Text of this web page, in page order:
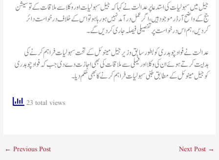
جیل میں سہولیات کی استدعا پر عدالت نے کہا کہ جیل سہولیات اور وکلا سے ملاقات کے تو سیشن
جج کے واضح آرڈر موجود ہیں، اگر عمل درآمد نہیں ہورہا ہو تو اس کے خلاف درخواست دائر
کردیں، ہم اس درخواست پر تفصیلی فیصلہ جاری کردیں گے۔
عدالت نے فواد چوہدری کو بطور سابق وزیر جیل مینوئل کے تحت سہولیات فراہم کرنےکی
ہدایت کرتے ہوئے ان کی وکلا اور فیملی سے ملاقات کی بھی اجازت دے دی جب کہ فواد چوہدری
کو جیل مینوئل کے مطابق طبی سہولیات فراہم کرنے کا بھی حکم دیا۔
23 total views
← Previous Post Next Post →